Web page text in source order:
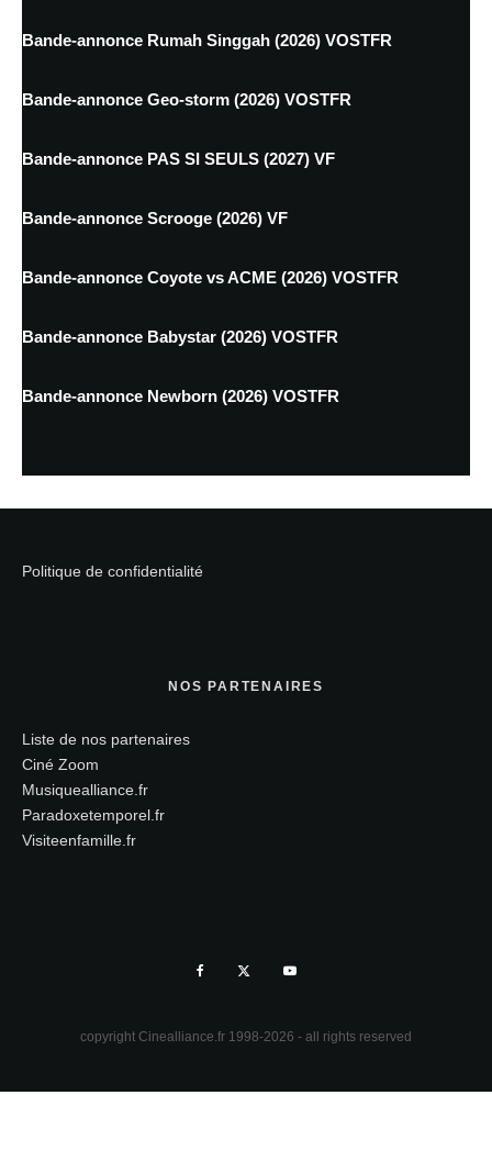
Bande-annonce Rumah Singgah (2026) VOSTFR
Bande-annonce Geo-storm (2026) VOSTFR
Bande-annonce PAS SI SEULS (2027) VF
Bande-annonce Scrooge (2026) VF
Bande-annonce Coyote vs ACME (2026) VOSTFR
Bande-annonce Babystar (2026) VOSTFR
Bande-annonce Newborn (2026) VOSTFR
Politique de confidentialité
NOS PARTENAIRES
Liste de nos partenaires
Ciné Zoom
Musiquealliance.fr
Paradoxetemporel.fr
Visiteenfamille.fr
copyright Cinealliance.fr 1998-2026 - all rights reserved